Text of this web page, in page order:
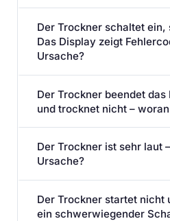
Der Trockner schaltet
Das Display zeigt
Ursache?
Der Trockner beendet
und trocknet nicht –
Der Trockner ist sehr laut
Ursache?
Der Trockner startet nicht
ein schwerwiegender